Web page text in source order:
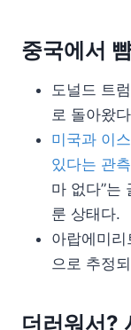
중국에서
도널드 트
로 돌아왔
미국과 이
있다는 관
마 없다”는
룬 상태다.
아랍에미
으로 추정
더러워서?